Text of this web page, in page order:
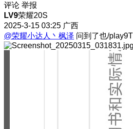
评论 举报
LV9荣耀20S
2025-3-15 03:25 广西
@荣耀小达人丶枫泽 问到了也/